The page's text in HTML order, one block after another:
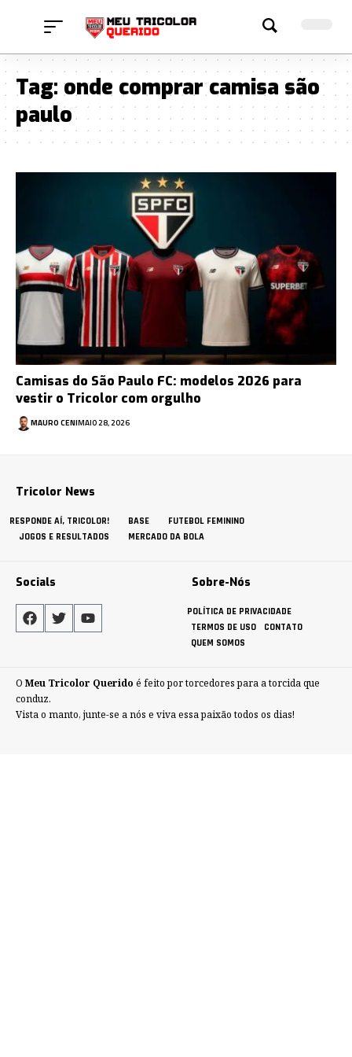
Tag: onde comprar camisa são
paulo
Camisas do São Paulo FC: modelos 2026 para
vestir o Tricolor com orgulho
MAURO CENIMAIO 28, 2026
Tricolor News
RESPONDE AÍ, TRICOLOR! BASE
FUTEBOL FEMININO
JOGOS E RESULTADOS
MERCADO DA BOLA
Socials Sobre-Nós
POLÍTICA DE PRIVACIDADE
TERMOS DE USO
CONTATO
QUEM SOMOS
O Meu Tricolor Querido é feito por torcedores para a torcida que
conduz.
Vista o manto, junte-se a nós e viva essa paixão todos os dias!